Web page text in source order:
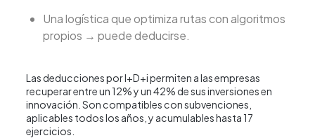
Una logística que optimiza rutas con algoritmos
propios → puede deducirse.
Las deducciones por I+D+i permiten a las empresas
recuperar entre un 12% y un 42% de sus inversiones en
innovación. Son compatibles con subvenciones,
aplicables todos los años, y acumulables hasta 17
ejercicios.